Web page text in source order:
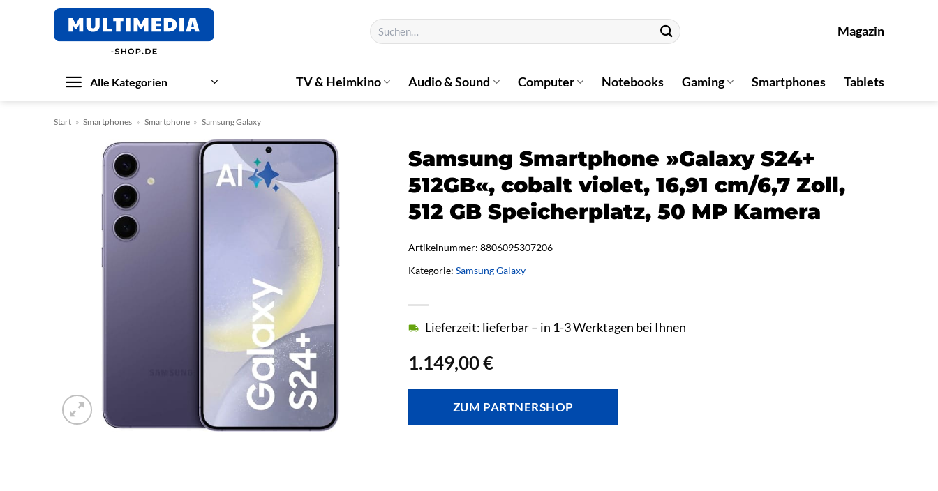
Suchen
nach:
Magazin
Alle Kategorien TV & Heimkino Audio & Sound Computer Notebooks Gaming Smartphones Tablets
Start » Smartphones » Smartphone » Samsung Galaxy
Samsung Smartphone »Galaxy S24+
512GB«, cobalt violet, 16,91 cm/6,7 Zoll,
512 GB Speicherplatz, 50 MP Kamera
1.149,00€
Lieferzeit: lieferbar – in 1-3 Werktagen bei Ihnen
ZUM PARTNERSHOP
Artikelnummer:8806095307206
Kategorie:Samsung Galaxy